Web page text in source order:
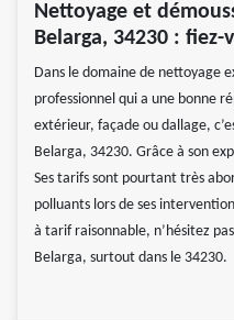
Nettoyage et
Belarga, 34230 :
Dans le domaine de nettoyage
professionnel qui a une bonne
extérieur, façade ou dallage,
Belarga, 34230. Grâce à son
Ses tarifs sont pourtant très
polluants lors de ses
à tarif raisonnable, n’hésitez
Belarga, surtout dans le 34230.